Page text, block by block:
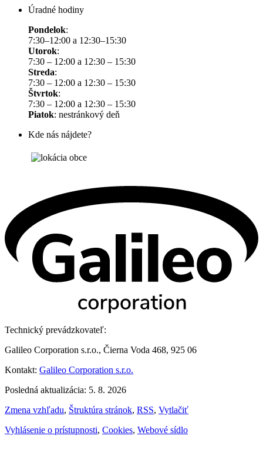
Úradné hodiny
Pondelok:
7:30–12:00 a 12:30–15:30
Utorok:
7:30 – 12:00 a 12:30 – 15:30
Streda:
7:30 – 12:00 a 12:30 – 15:30
Štvrtok:
7:30 – 12:00 a 12:30 – 15:30
Piatok: nestránkový deň
Kde nás nájdete?
Technický prevádzkovateľ:
Galileo Corporation s.r.o., Čierna Voda 468, 925 06
Kontakt: Galileo Corporation s.r.o.
Posledná aktualizácia: 5. 8. 2026
Zmena vzhľadu, Štruktúra stránok, RSS, Vytlačiť
Vyhlásenie o prístupnosti, Cookies, Webové sídlo